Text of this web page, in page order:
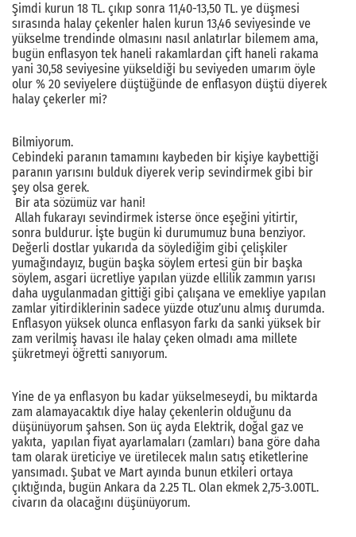
Şimdi kurun 18 TL. çıkıp sonra 11,40-13,50 TL. ye düşmesi
sırasında halay çekenler halen kurun 13,46 seviyesinde ve
yükselme trendinde olmasını nasıl anlatırlar bilemem ama,
bugün enflasyon tek haneli rakamlardan çift haneli rakama
yani 30,58 seviyesine yükseldiği bu seviyeden umarım öyle
olur % 20 seviyelere düştüğünde de enflasyon düştü diyerek
halay çekerler mi?
Bilmiyorum.
Cebindeki paranın tamamını kaybeden bir kişiye kaybettiği
paranın yarısını bulduk diyerek verip sevindirmek gibi bir
şey olsa gerek.
Bir ata sözümüz var hani!
Allah fukarayı sevindirmek isterse önce eşeğini yitirtir,
sonra buldurur. İşte bugün ki durumumuz buna benziyor.
Değerli dostlar yukarıda da söylediğim gibi çelişkiler
yumağındayız, bugün başka söylem ertesi gün bir başka
söylem, asgari ücretliye yapılan yüzde ellilik zammın yarısı
daha uygulanmadan gittiği gibi çalışana ve emekliye yapılan
zamlar yitirdiklerinin sadece yüzde otuz’unu almış durumda.
Enflasyon yüksek olunca enflasyon farkı da sanki yüksek bir
zam verilmiş havası ile halay çeken olmadı ama millete
şükretmeyi öğretti sanıyorum.
Yine de ya enflasyon bu kadar yükselmeseydi, bu miktarda
zam alamayacaktık diye halay çekenlerin olduğunu da
düşünüyorum şahsen. Son üç ayda Elektrik, doğal gaz ve
yakıta, yapılan fiyat ayarlamaları (zamları) bana göre daha
tam olarak üreticiye ve üretilecek malın satış etiketlerine
yansımadı. Şubat ve Mart ayında bunun etkileri ortaya
çıktığında, bugün Ankara da 2.25 TL. Olan ekmek 2,75-3.00TL.
civarın da olacağını düşünüyorum.